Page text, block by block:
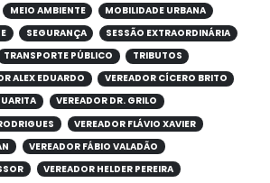
MEIO AMBIENTE
MOBILIDADE URBANA
SEGURANÇA
SESSÃO EXTRAORDINÁRIA
TRANSPORTE PÚBLICO
TRIBUTOS
ALEX EDUARDO
VEREADOR CÍCERO BRITO
VEREADOR DR. GRILO
VEREADOR FLÁVIO XAVIER
VEREADOR FÁBIO VALADÃO
VEREADOR HELDER PEREIRA